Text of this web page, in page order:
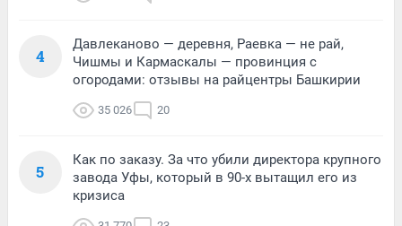
4
Давлеканово — деревня, Раевка — не рай,
Чишмы и Кармаскалы — провинция с
огородами: отзывы на райцентры Башкирии
35 026 20
5
Как по заказу. За что убили директора крупного
завода Уфы, который в 90-х вытащил его из
кризиса